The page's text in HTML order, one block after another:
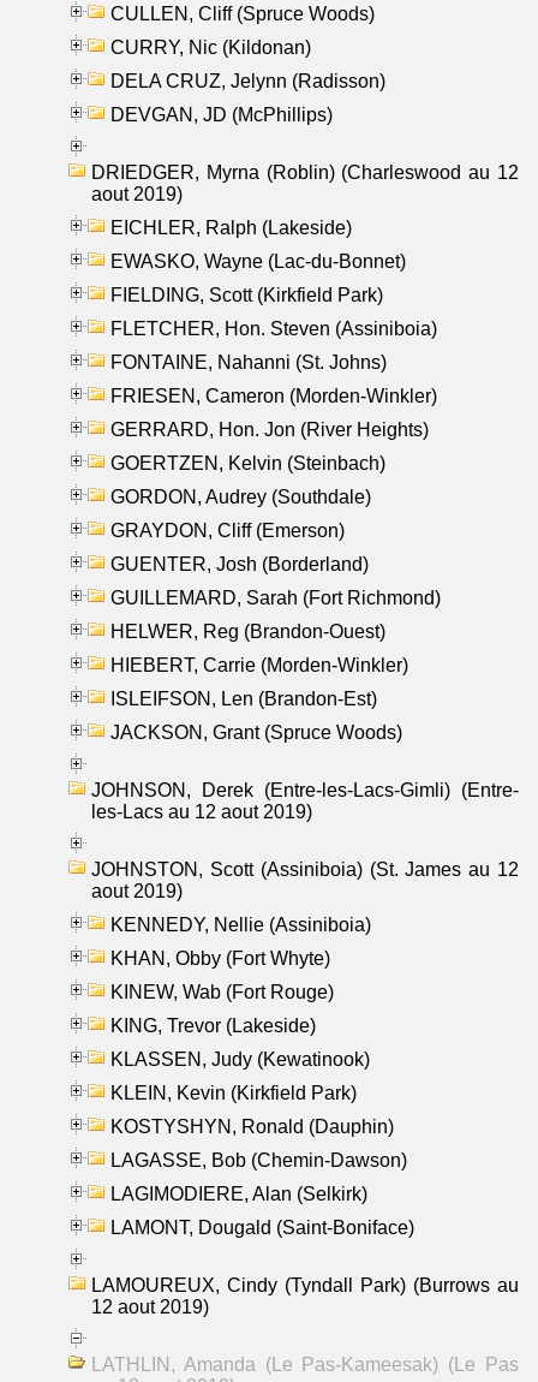
CULLEN, Cliff (Spruce Woods)
CURRY, Nic (Kildonan)
DELA CRUZ, Jelynn (Radisson)
DEVGAN, JD (McPhillips)
DRIEDGER, Myrna (Roblin) (Charleswood au 12
aout 2019)
EICHLER, Ralph (Lakeside)
EWASKO, Wayne (Lac-du-Bonnet)
FIELDING, Scott (Kirkfield Park)
FLETCHER, Hon. Steven (Assiniboia)
FONTAINE, Nahanni (St. Johns)
FRIESEN, Cameron (Morden-Winkler)
GERRARD, Hon. Jon (River Heights)
GOERTZEN, Kelvin (Steinbach)
GORDON, Audrey (Southdale)
GRAYDON, Cliff (Emerson)
GUENTER, Josh (Borderland)
GUILLEMARD, Sarah (Fort Richmond)
HELWER, Reg (Brandon-Ouest)
HIEBERT, Carrie (Morden-Winkler)
ISLEIFSON, Len (Brandon-Est)
JACKSON, Grant (Spruce Woods)
JOHNSON, Derek (Entre-les-Lacs-Gimli) (Entre-
les-Lacs au 12 aout 2019)
JOHNSTON, Scott (Assiniboia) (St. James au 12
aout 2019)
KENNEDY, Nellie (Assiniboia)
KHAN, Obby (Fort Whyte)
KINEW, Wab (Fort Rouge)
KING, Trevor (Lakeside)
KLASSEN, Judy (Kewatinook)
KLEIN, Kevin (Kirkfield Park)
KOSTYSHYN, Ronald (Dauphin)
LAGASSE, Bob (Chemin-Dawson)
LAGIMODIERE, Alan (Selkirk)
LAMONT, Dougald (Saint-Boniface)
LAMOUREUX, Cindy (Tyndall Park) (Burrows au
12 aout 2019)
LATHLIN, Amanda (Le Pas-Kameesak) (Le Pas